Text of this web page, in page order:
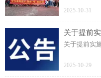
2025-10-31
关于提前
关于提前实
2025-10-29